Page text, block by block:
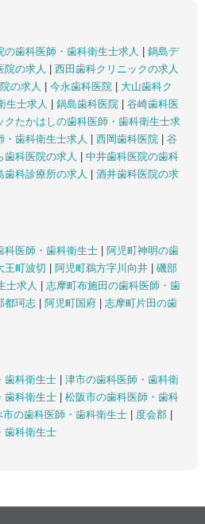
の歯科医師・歯科衛生士求人
鍋島デ
院の求人
西田歯科クリニックの求人
の求人 今永歯科医院
大山歯科ク
生士求人
鍋島歯科医院
谷崎歯科医
クたかはしの歯科医師・歯科衛生士求
・歯科衛生士求人 西岡歯科医院
谷
歯科医院の求人
中井歯科医院の歯科
歯科診療所の求人
酒井歯科医院の求
科医師・歯科衛生士
阿児町神明の歯
王町波切 阿児町鵜方字川向井
磯部
士求人
志摩町布施田の歯科医師・歯
都珂志 阿児町国府
志摩町片田の歯
歯科衛生士
津市の歯科医師・歯科衛
歯科衛生士
松阪市の歯科医師・歯科
市の歯科医師・歯科衛生士 度会郡
歯科衛生士